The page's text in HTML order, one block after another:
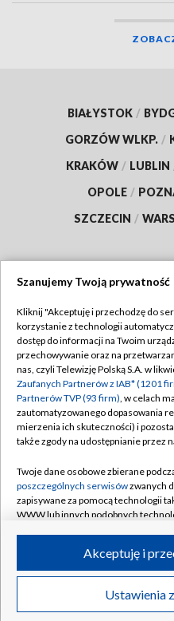
BIAŁYSTOK /
GORZÓW WLKP. /
KRAKÓW / LUBLIN
OPOLE /
SZCZECIN /
Abonament TVP
Emisja w TVP
Centrum informacji TVP
Naziemna Telewizja
Rada Programowa
System NOS
Informacje o nadawcy
Program dla prasy
Ogłoszenie przetargowe
Polityka
©2026 Telewizja
Szanujemy Twoją prywatność
Kliknij "Akceptuję i przechodzę do
korzystanie z technologii
dostęp do informacji na Twoim
przechowywanie oraz na
nas, czyli Telewizję Polską S.A. w
Zaufanych Partnerów z IAB* (1201
Partnerów TVP (93 firm), w celach
zautomatyzowanego dopasowania
mierzenia ich skuteczności) i
także zgody na udostępnianie przez
Twoje dane osobowe zbierane
poszczególnych serwisówzwanych
zapisywane za pomocą technologii
WWW lub innych podobnych
ruchu w Internecie.
Twoje dane osobowe zbierane
poszczególnych serwisówna
Ustawienia
Akceptuję i